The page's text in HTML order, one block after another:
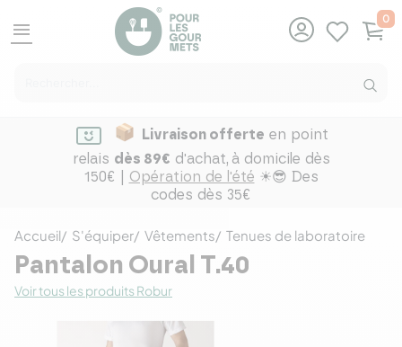
menu
0
Livraison offerte en point
relais dès 89€ d'achat, à domicile dès
150€ | Opération de l'été ☀😎 Des
codes dès 35€
Accueil S'équiper Vêtements Tenues de laboratoire
Pantalon Oural T.40
Voir tous les produits Robur